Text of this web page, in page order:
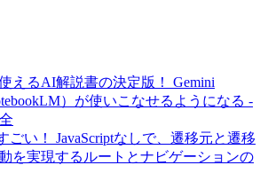
えるAI解説書の決定版！ Gemini
）が使いこなせるようになる -
ごい！ JavaScriptなしで、遷移元と遷移
を実現するルートとナビゲーションの